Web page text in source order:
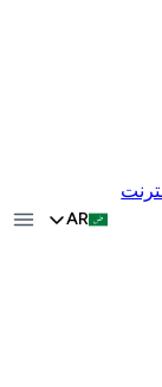
AR